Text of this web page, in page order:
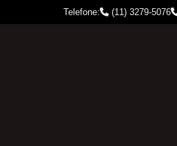
Telefone: (11) 3279-5076